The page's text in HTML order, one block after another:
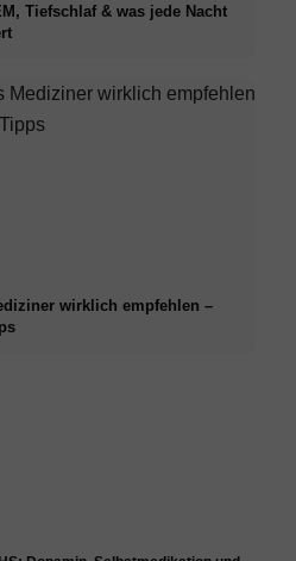
Tiefschlaf & was jede Nacht
wirklich empfehlen –